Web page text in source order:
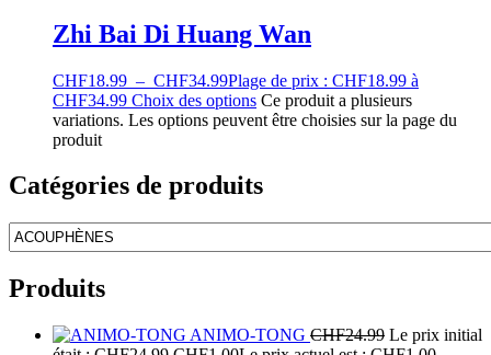
Zhi Bai Di Huang Wan
CHF18.99 – CHF34.99Plage de prix : CHF18.99 à
CHF34.99 Choix des options Ce produit a plusieurs
variations. Les options peuvent être choisies sur la page du
produit
Catégories de produits
Produits
ANIMO-TONG CHF24.99 Le prix initial